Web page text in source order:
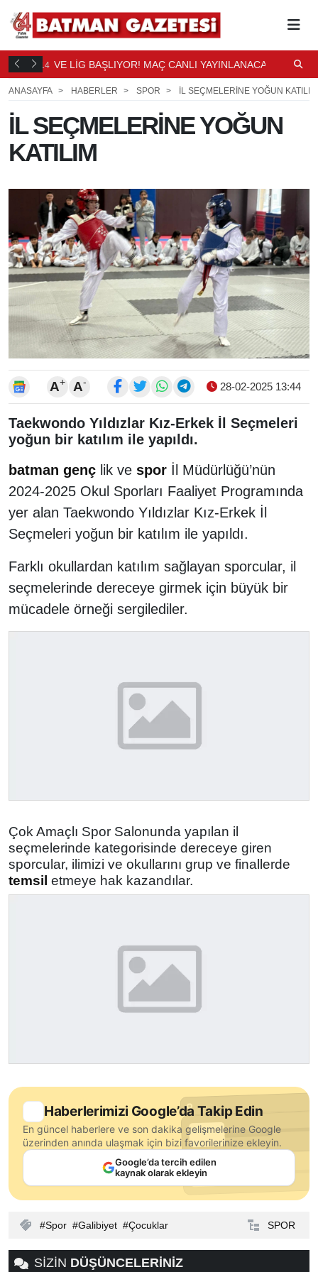
14 VE LİG BAŞLIYOR! MAÇ CANLI YAYINLANACAK
15
ANASAYFA
HABERLER SPOR İL SEÇMELERİNE YOĞUN KATILIM
İL SEÇMELERİNE YOĞUN
KATILIM
A+ A- 28-02-2025 13:44
Taekwondo Yıldızlar Kız-Erkek İl Seçmeleri
yoğun bir katılım ile yapıldı.
batman genç lik ve spor İl Müdürlüğü’nün
2024-2025 Okul Sporları Faaliyet Programında
yer alan Taekwondo Yıldızlar Kız-Erkek İl
Seçmeleri yoğun bir katılım ile yapıldı.
Farklı okullardan katılım sağlayan sporcular, il
seçmelerinde dereceye girmek için büyük bir
mücadele örneği sergilediler.
Çok Amaçlı Spor Salonunda yapılan il
seçmelerinde kategorisinde dereceye giren
sporcular, ilimizi ve okullarını grup ve finallerde
temsil etmeye hak kazandılar.
Haberlerimizi Google’da Takip Edin
En güncel haberlere ve son dakika gelişmelerine Google
üzerinden anında ulaşmak için bizi favorilerinize ekleyin.
Google’da tercih edilen
kaynak olarak ekleyin
Spor Galibiyet Çocuklar SPOR
SİZİN DÜŞÜNCELERİNİZ